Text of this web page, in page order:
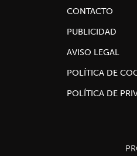
CONTACTO
PUBLICIDAD
AVISO LEGAL
POLÍTICA DE
POLÍTICA DE